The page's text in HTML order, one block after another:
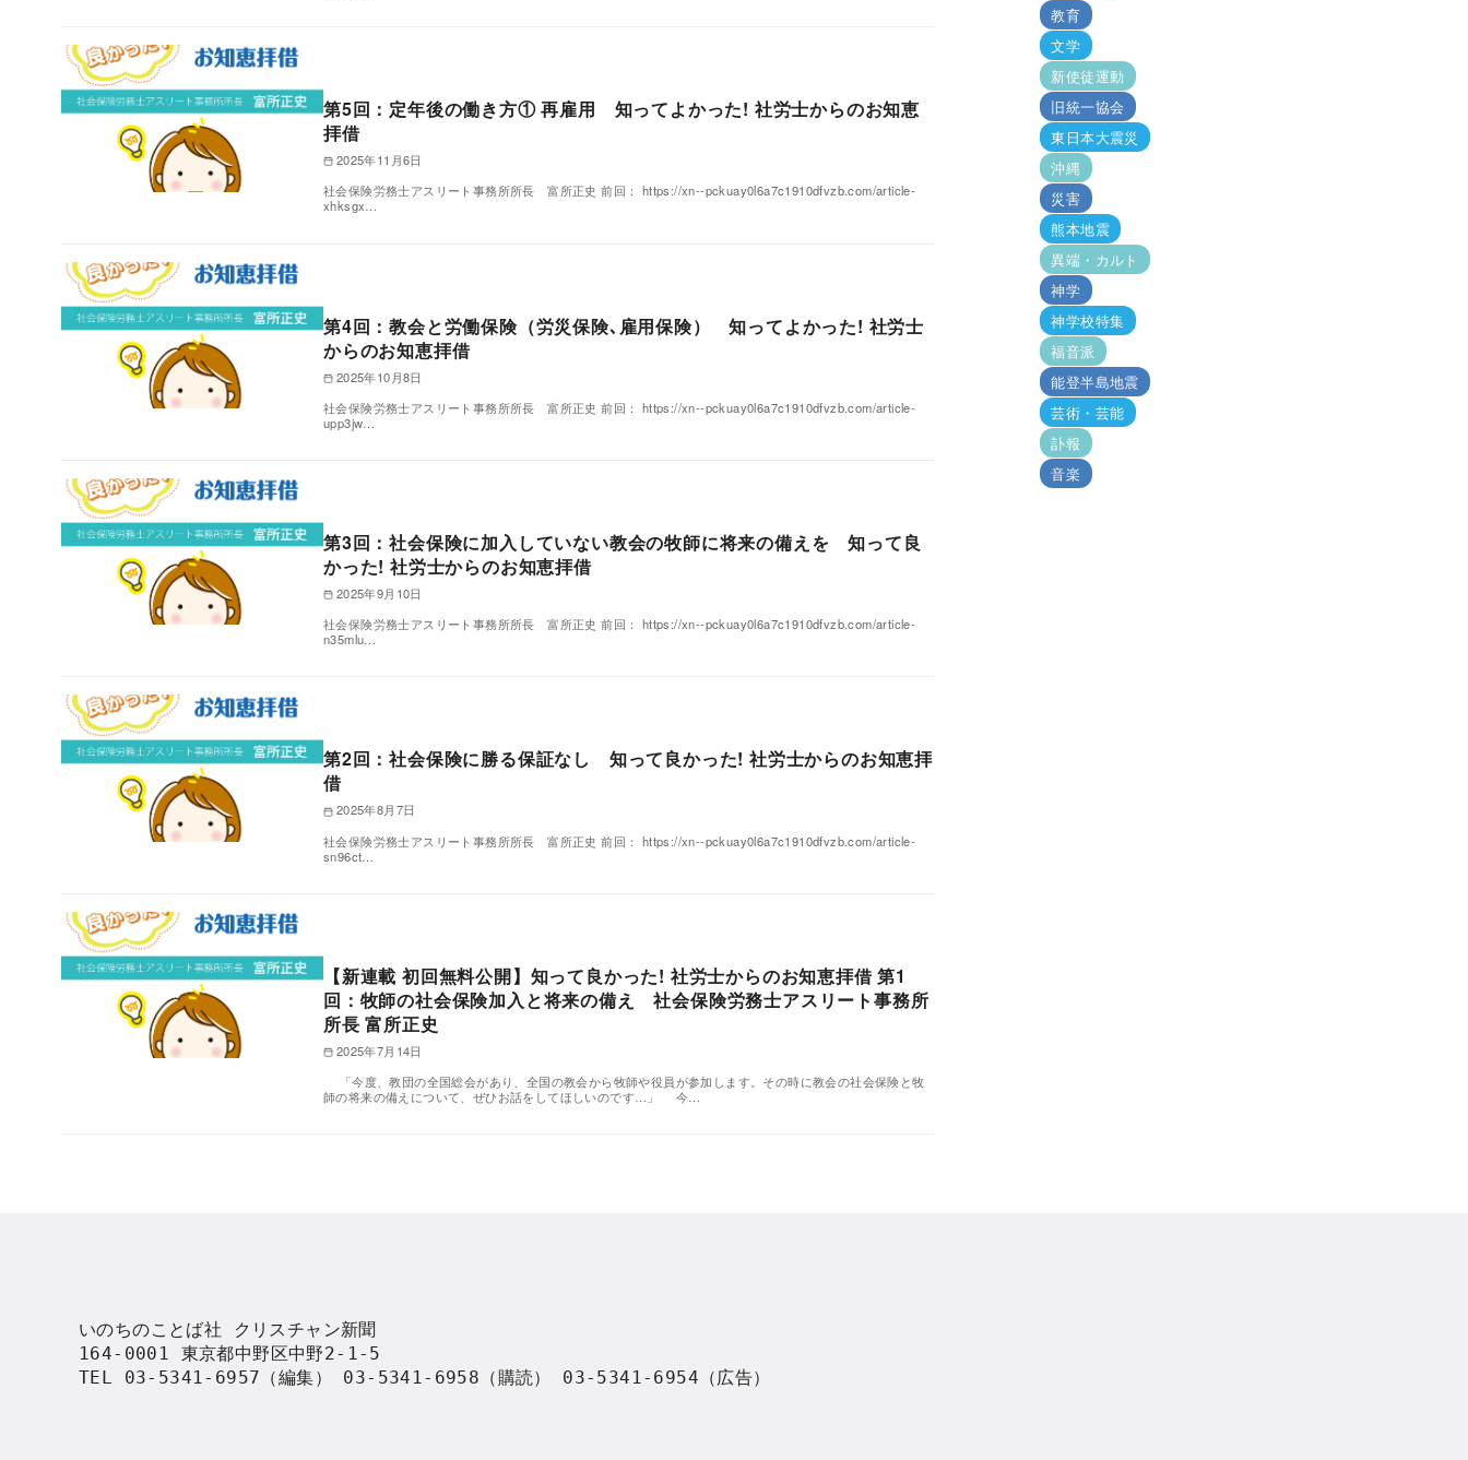
第5回：定年後の働き方① 再雇用 知ってよかった! 社労士からのお知恵
拝借
2025年11月6日
社会保険労務士アスリート事務所所長 富所正史 前回： https://xn--pckuay0l6a7c1910dfvzb.com/article-
xhksgx…
第4回：教会と労働保険（労災保険､雇用保険） 知ってよかった! 社労士
からのお知恵拝借
2025年10月8日
社会保険労務士アスリート事務所所長 富所正史 前回： https://xn--pckuay0l6a7c1910dfvzb.com/article-
upp3jw…
第3回：社会保険に加入していない教会の牧師に将来の備えを 知って良
かった! 社労士からのお知恵拝借
2025年9月10日
社会保険労務士アスリート事務所所長 富所正史 前回： https://xn--pckuay0l6a7c1910dfvzb.com/article-
n35mlu…
第2回：社会保険に勝る保証なし 知って良かった! 社労士からのお知恵拝
借
2025年8月7日
社会保険労務士アスリート事務所所長 富所正史 前回： https://xn--pckuay0l6a7c1910dfvzb.com/article-
sn96ct…
【新連載 初回無料公開】知って良かった! 社労士からのお知恵拝借 第1
回：牧師の社会保険加入と将来の備え 社会保険労務士アスリート事務所
所長 富所正史
2025年7月14日
「今度、教団の全国総会があり、全国の教会から牧師や役員が参加します。その時に教会の社会保険と牧
師の将来の備えについて、ぜひお話をしてほしいのです…」 今…
教育
文学
新使徒運動
旧統一協会
東日本大震災
沖縄
災害
熊本地震
異端・カルト
神学
神学校特集
福音派
能登半島地震
芸術・芸能
訃報
音楽
いのちのことば社 クリスチャン新聞
164-0001 東京都中野区中野2-1-5
TEL 03-5341-6957（編集） 03-5341-6958（購読） 03-5341-6954（広告）